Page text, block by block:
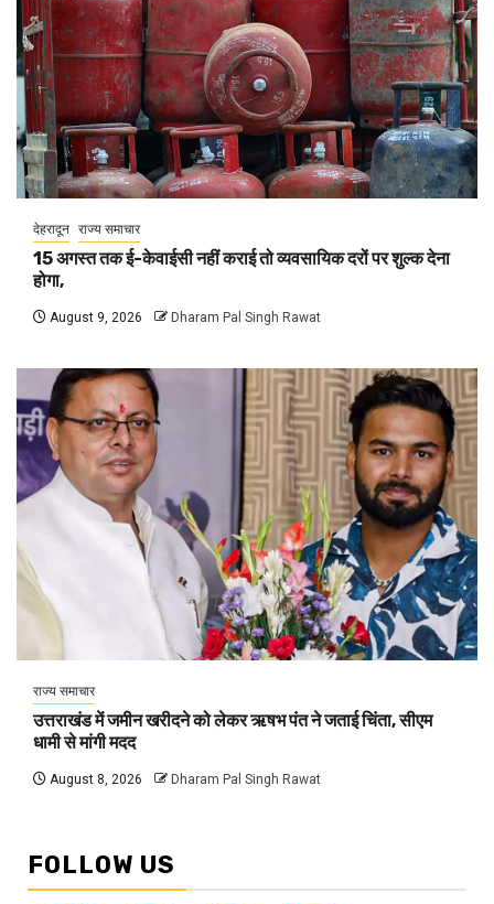
देहरादून राज्य समाचार
15 अगस्त तक ई-केवाईसी नहीं कराई तो व्यवसायिक दरों पर शुल्क देना
होगा,
August 9, 2026 Dharam Pal Singh Rawat
राज्य समाचार
उत्तराखंड में जमीन खरीदने को लेकर ऋषभ पंत ने जताई चिंता, सीएम
धामी से मांगी मदद
August 8, 2026 Dharam Pal Singh Rawat
FOLLOW US